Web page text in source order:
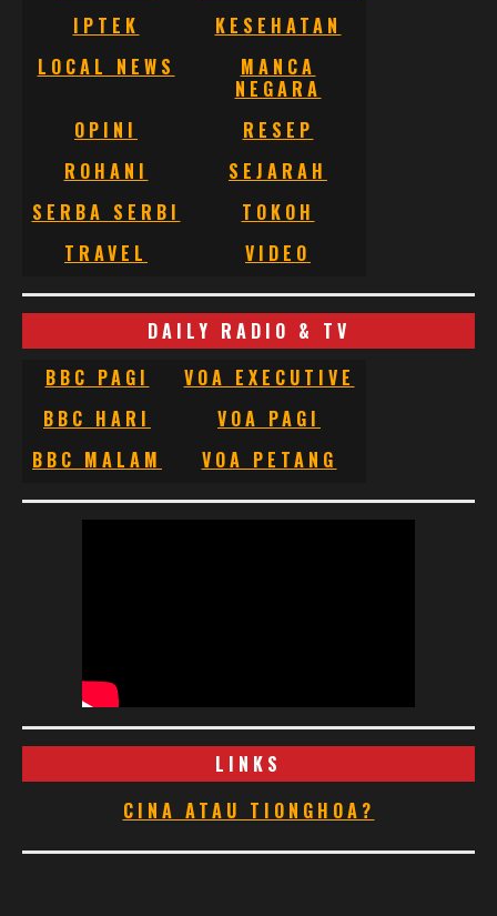
IPTEK
KESEHATAN
LOCAL NEWS
MANCA
NEGARA
OPINI
RESEP
ROHANI
SEJARAH
SERBA SERBI
TOKOH
TRAVEL
VIDEO
DAILY RADIO & TV
BBC PAGI
VOA EXECUTIVE
BBC HARI
VOA PAGI
BBC MALAM
VOA PETANG
LINKS
CINA ATAU TIONGHOA?